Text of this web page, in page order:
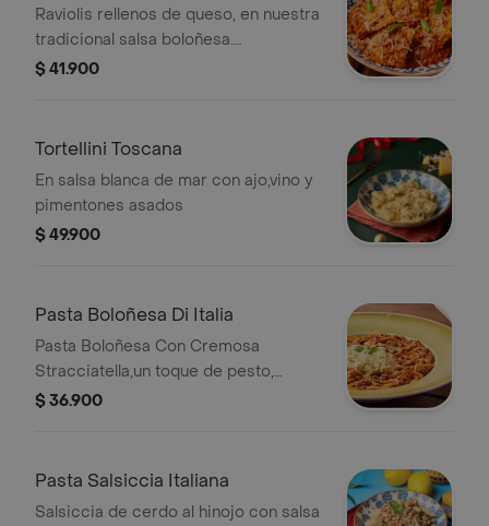
Raviolis rellenos de queso, en nuestra
tradicional salsa boloñesa.
Acompañado de pancitos Il Forno.
$ 41.900
Tortellini Toscana
En salsa blanca de mar con ajo,vino y
pimentones asados
$ 49.900
Pasta Boloñesa Di Italia
Pasta Boloñesa Con Cremosa
Stracciatella,un toque de pesto,
Queso parmesano y pancitos
$ 36.900
Pasta Salsiccia Italiana
Salsiccia de cerdo al hinojo con salsa